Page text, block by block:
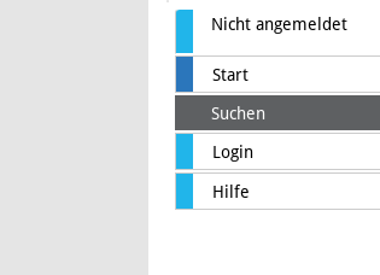
Nicht angemeldet
Start
Suchen
Login
Hilfe